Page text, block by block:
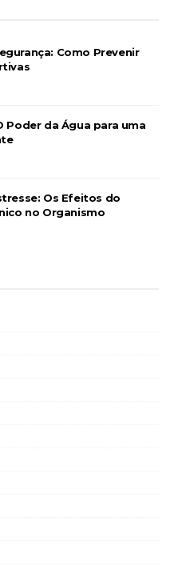
Como Prevenir
Poder da Água para uma
Os Efeitos do
no Organismo